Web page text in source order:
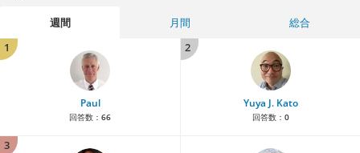
週間 月間
総合
1
Paul
回答数： 66
2
Yuya J. Kato
回答数： 0
3